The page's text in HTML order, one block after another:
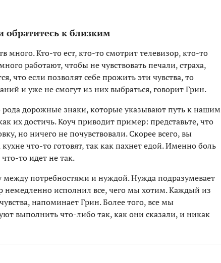
обратитесь к близким
много. Кто-то ест, кто-то смотрит телевизор, кто-то
работают, чтобы не чувствовать печали, страха,
что если позволят себе прожить эти чувства, то
и уже не смогут из них выбраться, говорит Грин.
рода дорожные знаки, которые указывают путь к нашим
их достичь. Коуч приводит пример: представьте, что
но ничего не почувствовали. Скорее всего, вы
что-то готовят, так как пахнет едой. Именно боль
то идет не так.
между потребностями и нуждой. Нужда подразумевает
немедленно исполнил все, чего мы хотим. Каждый из
напоминает Грин. Более того, все мы
выполнить что-либо так, как они сказали, и никак